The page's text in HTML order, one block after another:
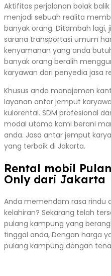
Aktifitas perjalanan bolak
menjadi sebuah realita
banyak orang. Ditambah
sarana transportasi umum
kenyamanan yang anda
banyak orang beralih
karyawan dari penyedia jasa
Khusus anda manajemen
layanan antar jemput
kulorental. SDM profesional
modal utama kami berani
anda. Jasa antar jemput
yang terbaik di Jakarta.
Rental mobil
Only dari Jakarta
Anda memendam rasa rindu
kelahiran? Sekarang telah
pulang kampung yang
tinggal anda, Dengan harga
pulang kampung dengan